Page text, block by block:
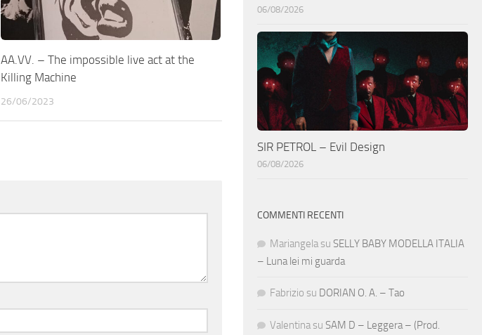
AA.VV. – The impossible live act at the
Killing Machine
26/06/2023
06/08/2026
SIR PETROL – Evil Design
06/08/2026
COMMENTI RECENTI
Mariangela su SELLY BABY MODELLA ITALIA
– Luna lei mi guarda
Fabrizio su DORIAN O. A. – Tao
Valentina su SAM D – Leggera – (Prod.